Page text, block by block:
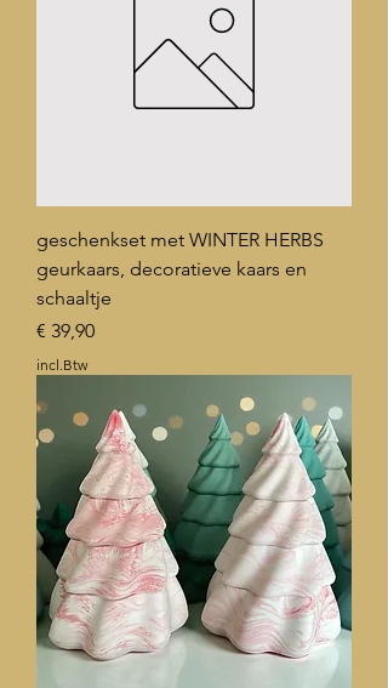
geschenkset met WINTER HERBS
geurkaars, decoratieve kaars en
schaaltje
Prijs
€ 39,90
incl.Btw